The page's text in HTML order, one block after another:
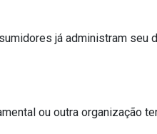
já administram seu
ou outra organização